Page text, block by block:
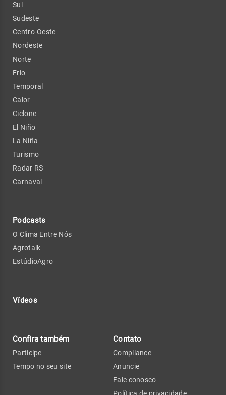
Sul
Sudeste
Centro-Oeste
Nordeste
Norte
Frio
Temporal
Calor
Ciclone
El Niño
La Niña
Turismo
Radar RS
Carnaval
Podcasts
O Clima Entre Nós
Agrotalk
EstúdioAgro
Vídeos
Confira também
Participe
Tempo no seu site
Contato
Compliance
Anuncie
Fale conosco